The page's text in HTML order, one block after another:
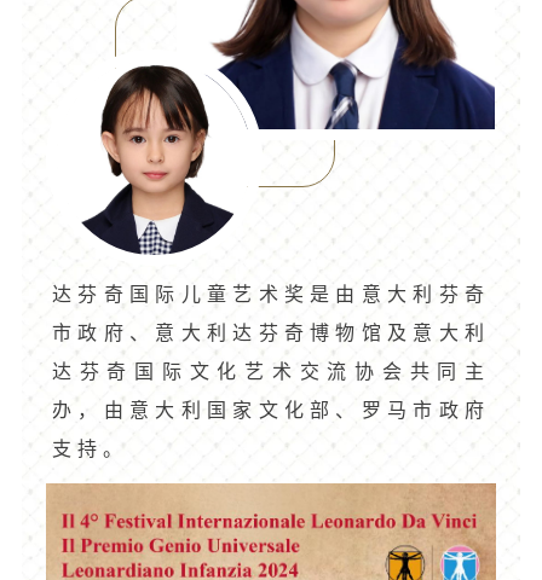
达芬奇国际儿童艺术奖是由意大利芬奇
市政府、意大利达芬奇博物馆及意大利
达芬奇国际文化艺术交流协会共同主
办，由意大利国家文化部、罗马市政府
支持。